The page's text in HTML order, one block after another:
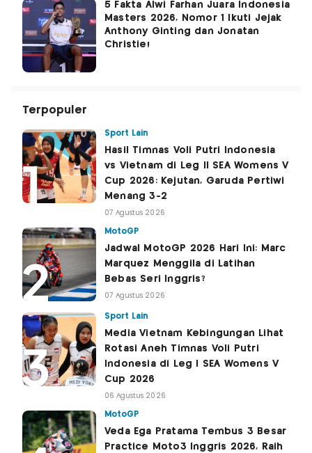
5 Fakta Alwi Farhan Juara Indonesia
Masters 2026, Nomor 1 Ikuti Jejak
Anthony Ginting dan Jonatan
Christie!
Terpopuler
Sport Lain
Hasil Timnas Voli Putri Indonesia
vs Vietnam di Leg II SEA Womens V
Cup 2026: Kejutan, Garuda Pertiwi
Menang 3-2
07 Agustus 2026
MotoGP
Jadwal MotoGP 2026 Hari Ini: Marc
Marquez Menggila di Latihan
Bebas Seri Inggris?
07 Agustus 2026
Sport Lain
Media Vietnam Kebingungan Lihat
Rotasi Aneh Timnas Voli Putri
Indonesia di Leg I SEA Womens V
Cup 2026
06 Agustus 2026
MotoGP
Veda Ega Pratama Tembus 3 Besar
Practice Moto3 Inggris 2026, Raih